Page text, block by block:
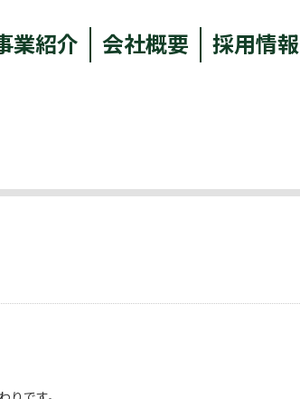
業紹介 会社概要 採用情報